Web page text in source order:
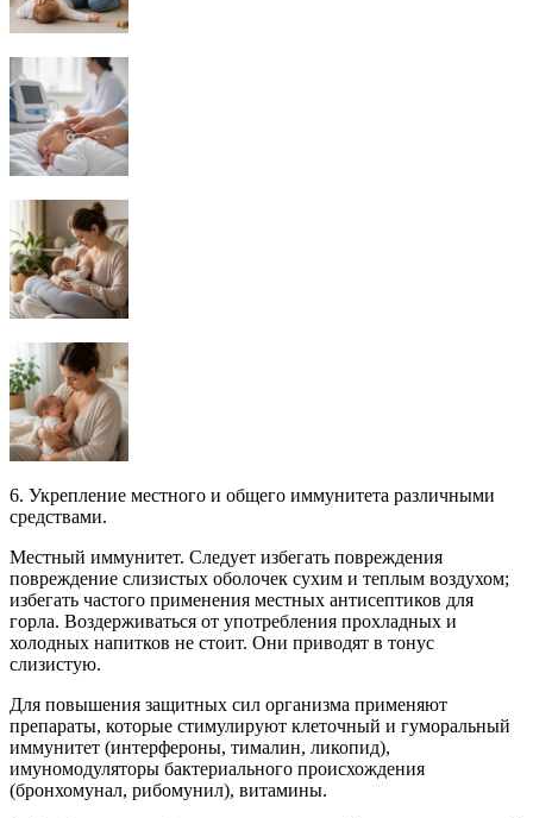
6. Укрепление местного и общего иммунитета различными
средствами.
Местный иммунитет. Следует избегать повреждения
повреждение слизистых оболочек сухим и теплым воздухом;
избегать частого применения местных антисептиков для
горла. Воздерживаться от употребления прохладных и
холодных напитков не стоит. Они приводят в тонус
слизистую.
Для повышения защитных сил организма применяют
препараты, которые стимулируют клеточный и гуморальный
иммунитет (интерфероны, тималин, ликопид),
имуномодуляторы бактериального происхождения
(бронхомунал, рибомунил), витамины.